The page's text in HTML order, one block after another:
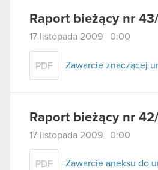
Raport bieżący nr
17 listopada 2009 0:00
PDF Zawarcie znaczącej
Raport bieżący nr
17 listopada 2009 0:00
PDF Zawarcie aneksu do